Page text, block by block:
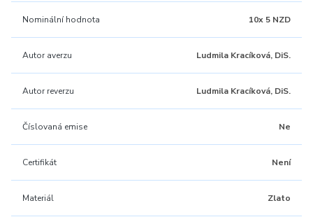
Nominální hodnota 10x 5 NZD
Autor averzu Ludmila Kracíková, DiS.
Autor reverzu Ludmila Kracíková, DiS.
Číslovaná emise Ne
Certifikát Není
Materiál Zlato